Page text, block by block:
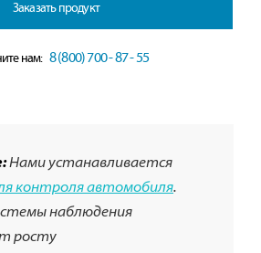
Заказать продукт
нам: 8 (800) 700 - 87 - 55
Нами устанавливается
контроля автомобиля.
наблюдения
росту